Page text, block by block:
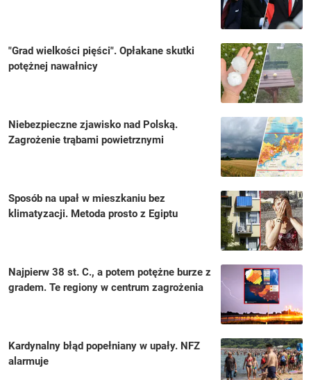
"Grad wielkości pięści". Opłakane skutki
potężnej nawałnicy
Niebezpieczne zjawisko nad Polską.
Zagrożenie trąbami powietrznymi
Sposób na upał w mieszkaniu bez
klimatyzacji. Metoda prosto z Egiptu
Najpierw 38 st. C., a potem potężne burze z
gradem. Te regiony w centrum zagrożenia
Kardynalny błąd popełniany w upały. NFZ
alarmuje